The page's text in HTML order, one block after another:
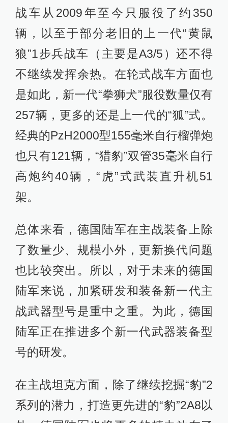
战车从2009年至今只服役了约350
辆，以至于部分老旧的上一代“黄鼠
狼”1步兵战车（主要是A3/5）还不得
不继续发挥余热。在轮式战车方面也
是如此，新一代“拳狮犬”服役数量仅有
257辆，更多的还是上一代的“狐”式。
经典的PzH2000型155毫米自行榴弹炮
也只有121辆，“猎豹”双管35毫米自行
高炮约40辆，“虎”式武装直升机51
架。
总体来看，德国陆军在主战装备上除
了数量少、规模小外，更新换代问题
也比较突出。所以，对于未来的德国
陆军来说，加紧研发和装备新一代主
战武器型号是重中之重。为此，德国
陆军正在推进多个新一代武器装备型
号的研发。
在主战坦克方面，除了继续挖掘“豹”2
系列的潜力，打造更先进的“豹”2A8以